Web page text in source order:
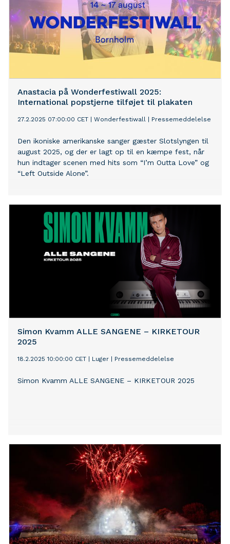
Anastacia på Wonderfestiwall 2025:
International popstjerne tilføjet til plakaten
27.2.2025 07:00:00 CET Wonderfestiwall Pressemeddelelse
Den ikoniske amerikanske sanger gæster Slotslyngen til
august 2025, og der er lagt op til en kæmpe fest, når
hun indtager scenen med hits som “I’m Outta Love” og
“Left Outside Alone”.
Simon Kvamm ALLE SANGENE – KIRKETOUR
2025
18.2.2025 10:00:00 CET Luger Pressemeddelelse
Simon Kvamm ALLE SANGENE – KIRKETOUR 2025